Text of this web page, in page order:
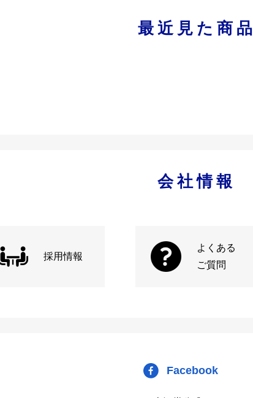
最近見た商品
会社情報
採用情報
よくある
ご質問
Facebook